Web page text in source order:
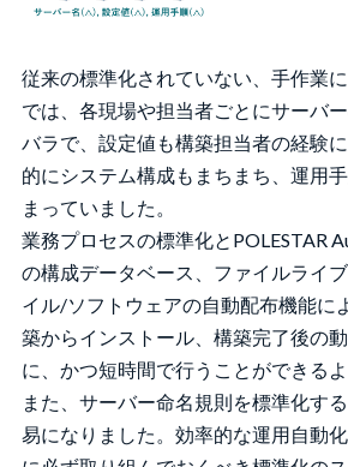
従来の標準化されていない、手作業
では、各現場や担当者ごとにサーバ
バラで、設定値も構築担当者の経験
的にシステム構成もまちまち、運用
まっていました。
業務プロセスの標準化とPOLESTAR
の構成データベース、ファイルライ
イル/ソフトウェアの自動配布機能に
築からインストール、構築完了後の
に、かつ短時間で行うことができるよ
また、サーバー命名規則を標準化す
易になりました。効率的な運用自動